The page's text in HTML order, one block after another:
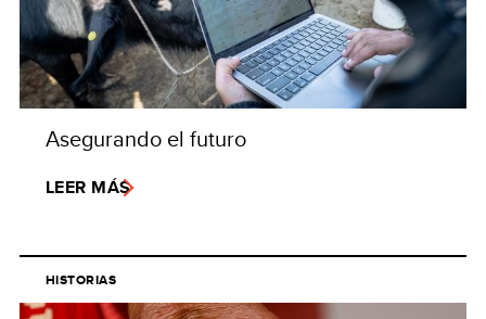
Asegurando el futuro
LEER MÁS
HISTORIAS